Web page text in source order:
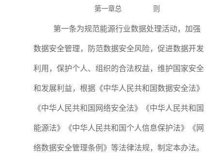
第一章总 则
第一条为规范能源行业数据处理活动，加强
数据安全管理，防范数据安全风险，促进数据开发
利用，保护个人、组织的合法权益，维护国家安全
和发展利益，根据《中华人民共和国数据安全法》
《中华人民共和国网络安全法》《中华人民共和国
能源法》《中华人民共和国个人信息保护法》《网
络数据安全管理条例》等法律法规，制定本办法。